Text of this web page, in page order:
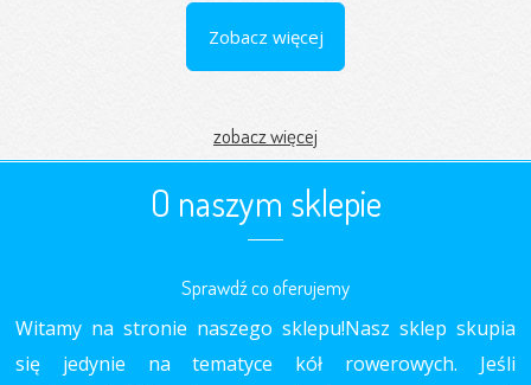
Zobacz więcej
zobacz więcej
O naszym sklepie
Sprawdź co oferujemy
Witamy na stronie naszego sklepu!Nasz sklep skupia
się jedynie na tematyce kół rowerowych. Jeśli